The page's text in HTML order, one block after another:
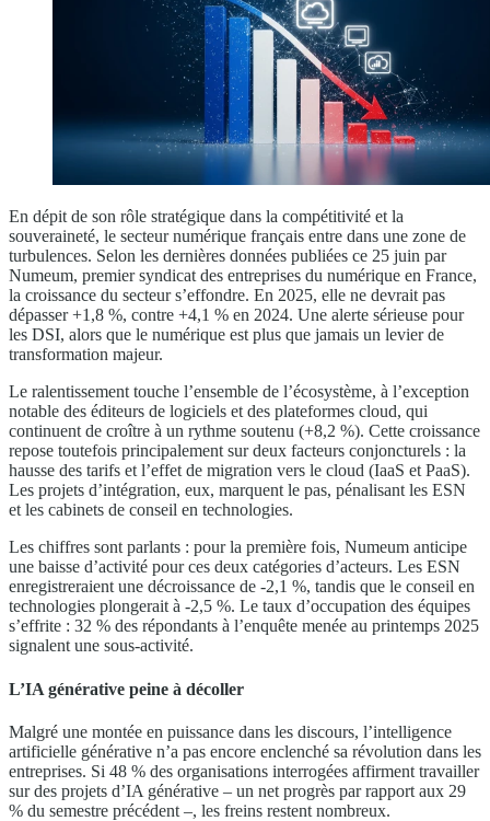
En dépit de son rôle stratégique dans la compétitivité et la
souveraineté, le secteur numérique français entre dans une zone de
turbulences. Selon les dernières données publiées ce 25 juin par
Numeum, premier syndicat des entreprises du numérique en France,
la croissance du secteur s’effondre. En 2025, elle ne devrait pas
dépasser +1,8 %, contre +4,1 % en 2024. Une alerte sérieuse pour
les DSI, alors que le numérique est plus que jamais un levier de
transformation majeur.
Le ralentissement touche l’ensemble de l’écosystème, à l’exception
notable des éditeurs de logiciels et des plateformes cloud, qui
continuent de croître à un rythme soutenu (+8,2 %). Cette croissance
repose toutefois principalement sur deux facteurs conjoncturels : la
hausse des tarifs et l’effet de migration vers le cloud (IaaS et PaaS).
Les projets d’intégration, eux, marquent le pas, pénalisant les ESN
et les cabinets de conseil en technologies.
Les chiffres sont parlants : pour la première fois, Numeum anticipe
une baisse d’activité pour ces deux catégories d’acteurs. Les ESN
enregistreraient une décroissance de -2,1 %, tandis que le conseil en
technologies plongerait à -2,5 %. Le taux d’occupation des équipes
s’effrite : 32 % des répondants à l’enquête menée au printemps 2025
signalent une sous-activité.
L’IA générative peine à décoller
Malgré une montée en puissance dans les discours, l’intelligence
artificielle générative n’a pas encore enclenché sa révolution dans les
entreprises. Si 48 % des organisations interrogées affirment travailler
sur des projets d’IA générative – un net progrès par rapport aux 29
% du semestre précédent –, les freins restent nombreux.